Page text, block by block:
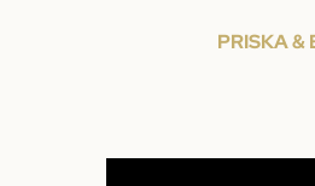
PRISKA &